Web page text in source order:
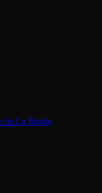
de La Boétie